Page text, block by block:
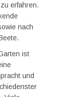
erfahren.
nach
ist
und